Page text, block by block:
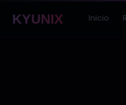
KYUNIX Inicio